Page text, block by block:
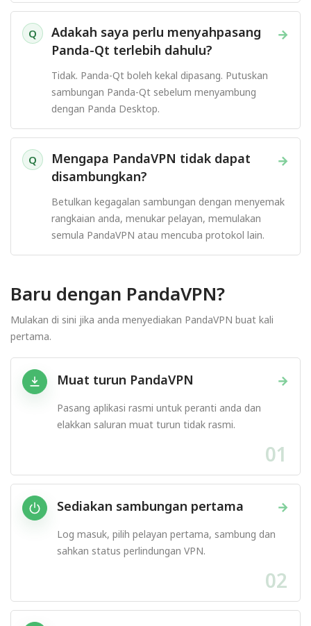
Q →
Adakah saya perlu menyahpasang
Panda-Qt terlebih dahulu?
Tidak. Panda-Qt boleh kekal dipasang. Putuskan
sambungan Panda-Qt sebelum menyambung
dengan Panda Desktop.
Q →
Mengapa PandaVPN tidak dapat
disambungkan?
Betulkan kegagalan sambungan dengan menyemak
rangkaian anda, menukar pelayan, memulakan
semula PandaVPN atau mencuba protokol lain.
Baru dengan PandaVPN?
Mulakan di sini jika anda menyediakan PandaVPN buat kali
pertama.
→
Muat turun PandaVPN
Pasang aplikasi rasmi untuk peranti anda dan
elakkan saluran muat turun tidak rasmi.
01
→
Sediakan sambungan pertama
Log masuk, pilih pelayan pertama, sambung dan
sahkan status perlindungan VPN.
02